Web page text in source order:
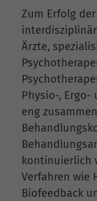
Zum Erfolg
Ärzte,
Physio-,
eng
kontinuierlich
Verfahren wie
Biofeedback